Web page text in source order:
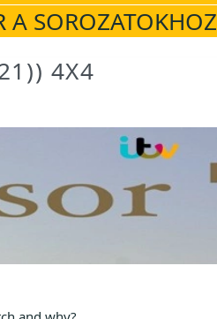
A SOROZATOKHOZ
4X4